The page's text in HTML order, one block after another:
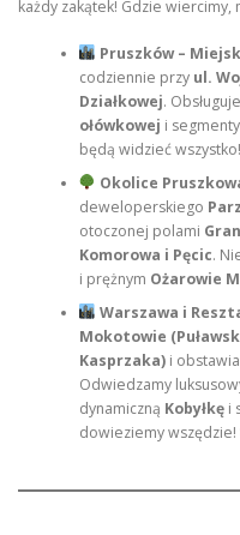
każdy zakątek! Gdzie
Pruszków –
codziennie przy ul.
Działkowej.
ołówkowej i
będą widzieć wszystko!
Okolice
deweloperskiego
otoczonej polami
Komorowa i Pęcic.
i prężnym Ożarowie
Warszawa i
Mokotowie
Kasprzaka)i
Odwiedzamy
dynamiczną Kobyłkęi
dowieziemy wszędzie!